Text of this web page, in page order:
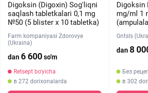
Digoksin (Digoxin) Sog'liqni
saqlash tabletkalari 0,1 mg
№50 (5 blister х 10 tabletka)
Farm kompaniyasi Zdorovye
(Ukraina)
dan6 600so'm
Retsept bo'yicha
в 272 dorixonalarda
Digoksin
mg/ml 1
Gntsls
dan8
Без
в 302